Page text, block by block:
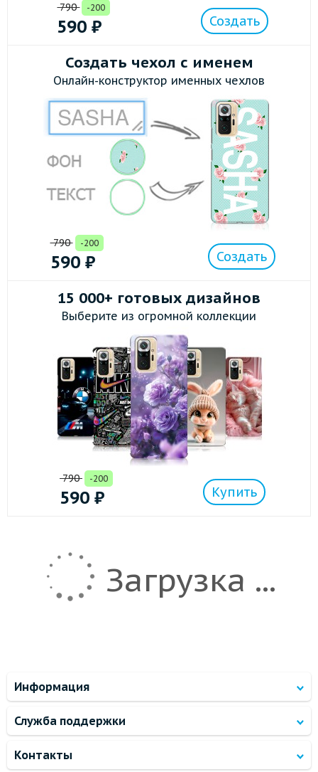
790 -200
590₽ Создать
Создать чехол с именем
Онлайн-конструктор именных чехлов
790 -200
590 ₽ Создать
15 000+ готовых дизайнов
Выберите из огромной коллекции
790 -200
590 ₽ Купить
Загрузка ...
Информация
Служба поддержки
Контакты